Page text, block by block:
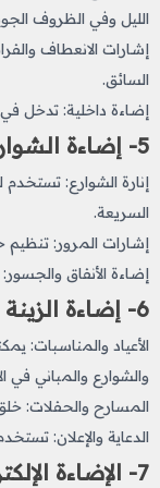
الليل وفي الظروف
إشارات الانعطاف
السائق.
إضاءة داخلية: تدخل في
5- إضاءة الشوارع والطرق
إنارة الشوارع:
السريعة.
إشارات المرور: تنظيم
إضاءة الأنفاق
6- إضاءة الزينة
الأعياد والمناسبات:
والشوارع والمباني في
المسارح والحفلات:
الدعاية والإعلان:
7- الإضاءة الإلكترونية